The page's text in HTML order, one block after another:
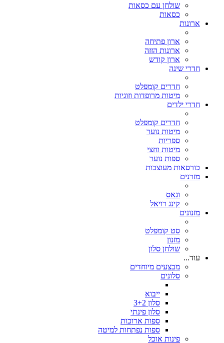
שולחן עם כסאות
כסאות
ארונות
ארון פתיחה
ארונות הזזה
ארון קודש
חדרי שינה
חדרים קומפלט
מיטות מרופדות וזוגיות
חדרי ילדים
חדרים קומפלט
מיטות נוער
ספריות
מיטות וחצי
ספות נוער
כורסאות מעוצבות
מזרנים
וגאס
קינג רויאל
מזנונים
סט קומפלט
מזנון
שולחן סלון
עוד...
מבצעים מיוחדים
סלונים
ייבוא
סלון 3+2
סלון פינתי
ספות ארוכות
ספות נפתחות למיטה
פינות אוכל